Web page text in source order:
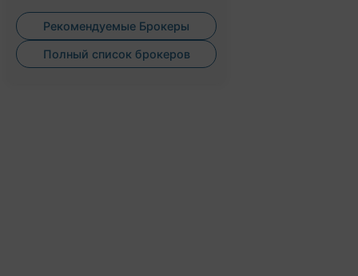
Рекомендуемые Брокеры
Полный список брокеров